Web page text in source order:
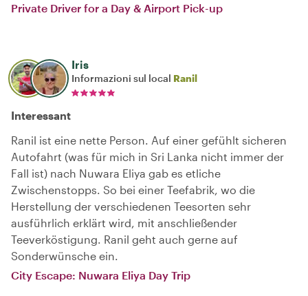
Private Driver for a Day & Airport Pick-up
Iris
Informazioni sul local Ranil
Interessant
Ranil ist eine nette Person. Auf einer gefühlt sicheren
Autofahrt (was für mich in Sri Lanka nicht immer der
Fall ist) nach Nuwara Eliya gab es etliche
Zwischenstopps. So bei einer Teefabrik, wo die
Herstellung der verschiedenen Teesorten sehr
ausführlich erklärt wird, mit anschließender
Teeverköstigung. Ranil geht auch gerne auf
Sonderwünsche ein.
City Escape: Nuwara Eliya Day Trip